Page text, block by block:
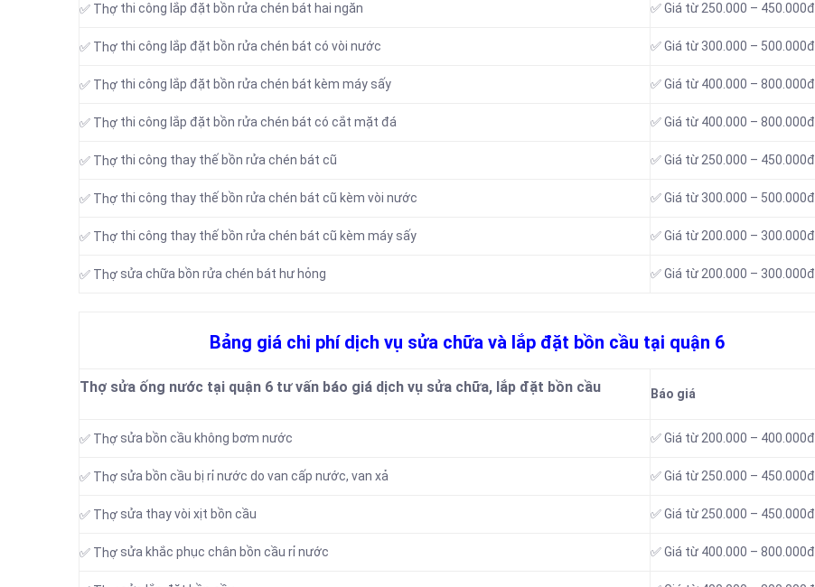
✅ Thợ thi công lắp đặt bồn rửa chén bát hai ngăn ✅ Giá từ 250.000 – 450.000đ
✅ Thợ thi công lắp đặt bồn rửa chén bát có vòi nước ✅ Giá từ 300.000 – 500.000đ
✅ Thợ thi công lắp đặt bồn rửa chén bát kèm máy sấy ✅ Giá từ 400.000 – 800.000đ
✅ Thợ thi công lắp đặt bồn rửa chén bát có cắt mặt đá ✅ Giá từ 400.000 – 800.000đ
✅ Thợ thi công thay thế bồn rửa chén bát cũ ✅ Giá từ 250.000 – 450.000đ
✅ Thợ thi công thay thế bồn rửa chén bát cũ kèm vòi nước ✅ Giá từ 300.000 – 500.000đ
✅ Thợ thi công thay thế bồn rửa chén bát cũ kèm máy sấy ✅ Giá từ 200.000 – 300.000đ
✅ Thợ sửa chữa bồn rửa chén bát hư hỏng ✅ Giá từ 200.000 – 300.000đ
Bảng giá chi phí dịch vụ sửa chữa và lắp đặt bồn cầu tại quận 6
Thợ sửa ống nước tại quận 6 tư vấn báo giá dịch vụ sửa chữa, lắp đặt bồn cầu Báo giá
✅ Thợ sửa bồn cầu không bơm nước ✅ Giá từ 200.000 – 400.000đ
✅ Thợ sửa bồn cầu bị rỉ nước do van cấp nước, van xả ✅ Giá từ 250.000 – 450.000đ
✅ Thợ sửa thay vòi xịt bồn cầu ✅ Giá từ 250.000 – 450.000đ
✅ Thợ sửa khắc phục chân bồn cầu rỉ nước ✅ Giá từ 400.000 – 800.000đ